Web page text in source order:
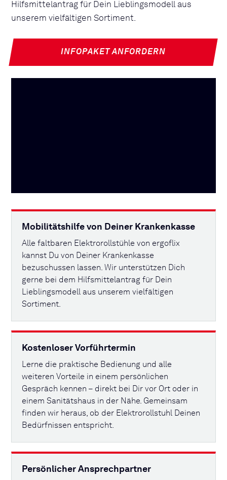
Hilfsmittelantrag für Dein Lieblingsmodell aus
unserem vielfältigen Sortiment.
INFOPAKET ANFORDERN
Mobilitätshilfe von Deiner Krankenkasse
Alle faltbaren Elektrorollstühle von ergoflix
kannst Du von Deiner Krankenkasse
bezuschussen lassen. Wir unterstützen Dich
gerne bei dem Hilfsmittelantrag für Dein
Lieblingsmodell aus unserem vielfältigen
Sortiment.
Kostenloser Vorführtermin
Lerne die praktische Bedienung und alle
weiteren Vorteile in einem persönlichen
Gespräch kennen – direkt bei Dir vor Ort oder in
einem Sanitätshaus in der Nähe. Gemeinsam
finden wir heraus, ob der Elektrorollstuhl Deinen
Bedürfnissen entspricht.
Persönlicher Ansprechpartner